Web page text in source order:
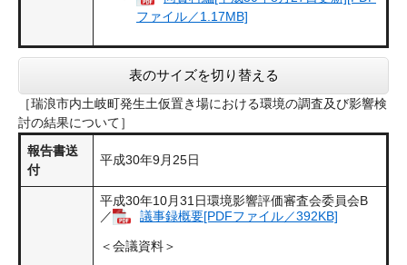
ファイル／1.17MB]
表のサイズを切り替える
［瑞浪市内土岐町発生土仮置き場における環境の調査及び影響検
討の結果について］
報告書送
付
平成30年9月25日
平成30年10月31日環境影響評価審査会委員会B
／
議事録概要[PDFファイル／392KB]
＜会議資料＞